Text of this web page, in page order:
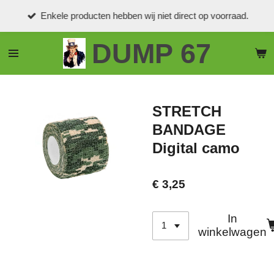
de
DUMP 67
Enkele producten hebben wij niet direct op voorraad.
STRETCH
BANDAGE
Digital camo
€ 3,25
In
winkelwagen